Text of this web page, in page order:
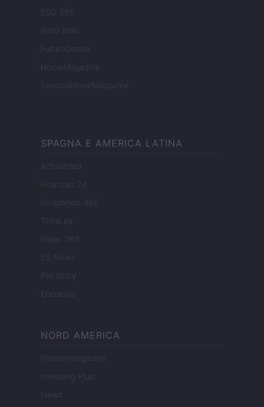
ESG 365
Food Wiki
FuturoDonna
HomeMagazine
SecondHomeMagazine
SPAGNA E AMERICA LATINA
Actualidad
Finanzas 24
Investindo 365
Think.es
Viajar 365
ES Newz
Pet Story
Encocina
NORD AMERICA
Womanmagazine
Investing Plus
Newz